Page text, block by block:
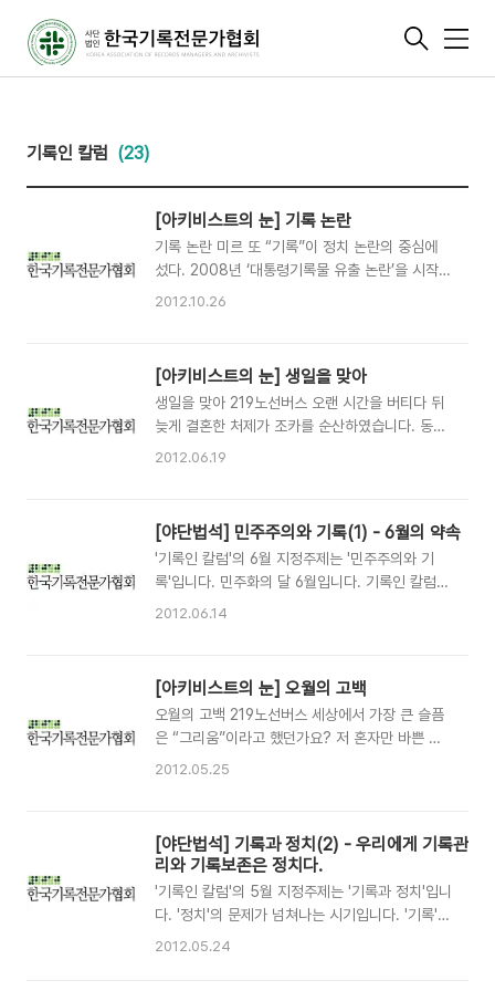
메
기록인 칼럼 (23)
[아키비스트의 눈] 기록 논란
기록 논란 미르 또 “기록”이 정치 논란의 중심에
섰다. 2008년 ‘대통령기록물 유출 논란’을 시작으
로 ‘민간인 불법사찰 기록의 불법 폐기’, ‘4대강 담
국민의 알권리를 침해한다며 대통령기록법을 개정
해야한다는 주장까지 나오고 있다. 연이은 논란과
사건 덕분에 국민들은 ‘기록관리’에 대해 많이 알
게 되었다. 기록학 전공자에게도 쉽지 않은 전자기
록관리 혁신’을 외치며 철저하게 기록하고 관리하
고 남기고자 했던 시기에도 언론과 국민에게 이 정
도로 큰 관심을 받지 못..
2012.10.26
[아키비스트의 눈] 생일을 맞아
생일을 맞아 219노선버스 오랜 시간을 버티다 뒤
늦게 결혼한 처제가 조카를 순산하였습니다. 동서
는 입이 귀에 걸렸습니다. 앞서 두 분의 집안 어른
이 한결 큰 것은, 나이 듦에 대해, 그리고 이승의
인연에 대해 조금이나마 배워온 연륜 때문이려니
싶습니다. 그러다가 왠지 죄송한 마음이 들어 처음
의 어딘가로 돌아간 그분들의 자취를 돌아봅니다.
리운 그 모습으로 고스란히 남아 있습니다. 한 눈
에 알아보고 단박에 알아들을 수 있습니다. 할아버
지의 무르팍에서 자란 세대인 까닭에 집안의 ..
2012.06.19
[야단법석] 민주주의와 기록(1) - 6월의 약속
'기록인 칼럼'의 6월 지정주제는 '민주주의와 기
록'입니다. 민주화의 달 6월입니다. 기록인 칼럼을
통해 기록과 민주주의를 다시 한 번 생각해 볼 수
관리와 보존이 민주체제의 국가와 조직에만 필요
한 것은 아니리라. 실록實錄과 같이 세계가 인정
하는 우수한 기록유산도 오늘날의 민주주의를 이
념적 기반으로 한 성취는 아닐진대, 전근대 왕조나
록관리자나 아키비스트가 갖춰야 하는 소양이나
역할은 결국 그들이 처한 시대적 여건에 제약될 것
이니, 역대의 아키비스트들 모두가 민주주의자는..
2012.06.14
[아키비스트의 눈] 오월의 고백
오월의 고백 219노선버스 세상에서 가장 큰 슬픔
은 “그리움”이라고 했던가요? 저 혼자만 바쁜 듯
성급히 돌아서는 까닭에는 또 다른 그리움이 남을
면 작은 바람 소리에도 발끝이 끝내 멈춰지고 어쩌
지 못해 뒤돌아보게 됩니다. 그러나 대개 그리움은
나의 일인 까닭에 오늘같은 날 누군가 나를 그립다
하리라 생각지 않습니다. 테레사 수녀님의 뉴스를
보며 눈물을 보이던 친구를 떠올리다가도 공부는
2012.05.25
[야단법석] 기록과 정치(2) - 우리에게 기록관
리와 기록보존은 정치다.
'기록인 칼럼'의 5월 지정주제는 '기록과 정치'입니
다. '정치'의 문제가 넘쳐나는 시기입니다. '기록'과
'기록관리'가 정치 문제의 중심에 떠오르기도 합니
2012.05.24